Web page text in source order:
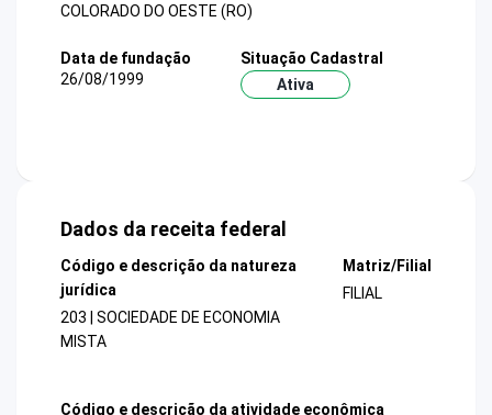
COLORADO DO OESTE (RO)
Data de fundação
26/08/1999
Situação Cadastral
Ativa
Dados da receita federal
Código e descrição da natureza
jurídica
203 | SOCIEDADE DE ECONOMIA
MISTA
Matriz/Filial
FILIAL
Código e descrição da atividade econômica